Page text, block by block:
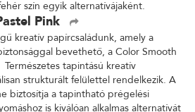
szín egyik alternatívájaként.
Pink
kreatív papírcsaládunk, amely a
bevethető, a Color Smooth
tapintású kreatív
strukturált felülettel rendelkezik. A
biztosítja a tapintható prégelési
is kiválóan alkalmas alternatívát